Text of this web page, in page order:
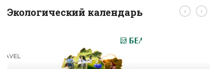
Экологический календарь ‹ ›